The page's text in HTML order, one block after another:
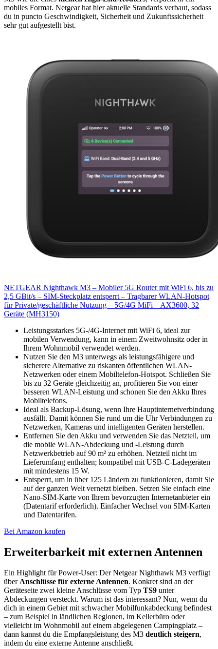
mobiles Format. Netgear hat hier aktuelle Standards verbaut, sodass
du in puncto Geschwindigkeit, Sicherheit und Zukunftssicherheit
sehr gut aufgestellt bist.
NETGEAR Nighthawk M3 – Mobiler 5G Router mit WiFi 6, bis zu
2,5 GBit/s – SIM-Steckplatz entsperrt – Tragbarer WLAN-Hotspot
für Private/geschäftliche Nutzung – 5G/4G MiFi – AX3600, 32
Geräte (MH3150)
Leistungsstarkes 5G-/4G-Internet mit WiFi 6, ideal zur
mobilen Verwendung, kann in einem Zweitwohnsitz oder in
Ihrem Wohnmobil verwendet werden.
Nutzen Sie den M3 unterwegs als leistungsfähigere und
sicherere Alternative zu riskanten öffentlichen WLAN-
Netzwerken oder einem Mobiltelefon-Hotspot. Schließen Sie
bis zu 32 Geräte gleichzeitig an, profitieren Sie von einer
besseren WLAN-Leistung und schonen Sie den Akku Ihres
Mobiltelefons.
Ideal als Backup-Lösung, wenn Ihre Hauptinternetverbindung
ausfällt. Damit können Sie rund um die Uhr Verbindungen zu
Netzwerken, Kameras und intelligenten Geräten herstellen.
Entfernen Sie den Akku und verwenden Sie das Netzteil, um
die mobile WLAN-Abdeckung und -Leistung durch
Netzwerkbetrieb auf 90 m² zu erhöhen. Netzteil nicht im
Lieferumfang enthalten; kompatibel mit USB-C-Ladegeräten
mit mindestens 15 W.
Entsperrt, um in über 125 Ländern zu funktionieren, damit Sie
auf der ganzen Welt vernetzt bleiben. Setzen Sie einfach eine
Nano-SIM-Karte von Ihrem bevorzugten Internetanbieter ein
(Datentarif erforderlich). Einfacher Wechsel von SIM-Karten
und Datentarifen.
Bei Amazon kaufen
Erweiterbarkeit mit externen Antennen
Ein Highlight für Power-User: Der Netgear Nighthawk M3 verfügt
über Anschlüsse für externe Antennen. Konkret sind an der
Geräteseite zwei kleine Anschlüsse vom Typ TS9 unter
Abdeckungen versteckt. Warum ist das interessant? Nun, wenn du
dich in einem Gebiet mit schwacher Mobilfunkabdeckung befindest
– zum Beispiel in ländlichen Regionen, im Kellerbüro oder
vielleicht im Wohnmobil auf einem abgelegenen Campingplatz –
dann kannst du die Empfangsleistung des M3 deutlich steigern,
indem du eine externe Antenne anschließt.